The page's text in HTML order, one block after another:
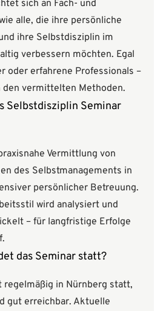
sich an Fach- und
alle, die ihre persönliche
ihre Selbstdisziplin im
verbessern möchten. Egal
oder erfahrene Professionals –
vermittelten Methoden.
Selbstdisziplin Seminar
Vermittlung von
des Selbstmanagements in
persönlicher Betreuung.
wird analysiert und
– für langfristige Erfolge
das Seminar statt?
regelmäßig in Nürnberg statt,
gut erreichbar. Aktuelle